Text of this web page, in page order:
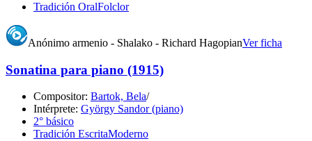
Tradición OralFolclor
Anónimo armenio - Shalako - Richard HagopianVer ficha
Sonatina para piano (1915)
Compositor: Bartok, Bela/
Intérprete: György Sandor (piano)
2° básico
Tradición EscritaModerno